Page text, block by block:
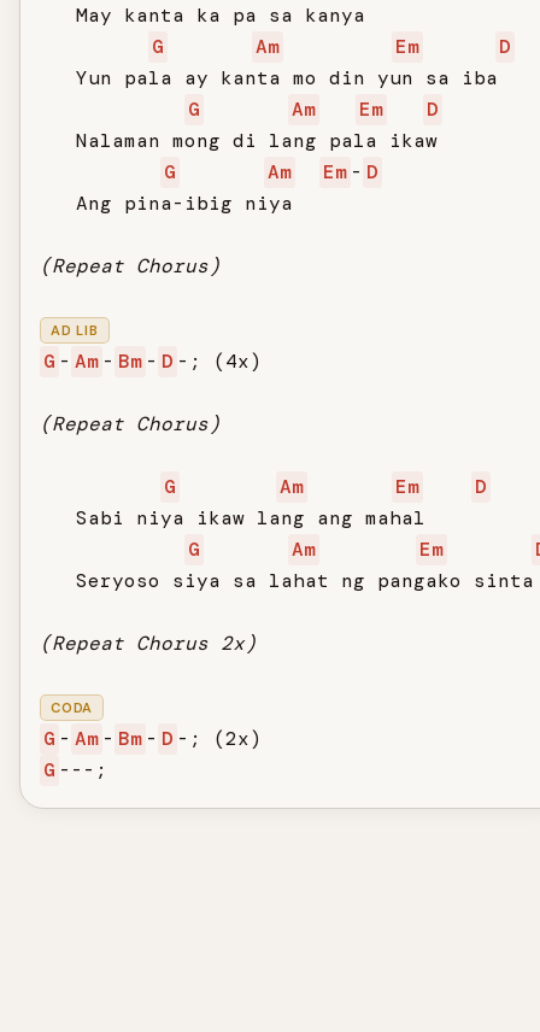
   May kanta ka pa sa kanya
G
Am Em
D
   Yun pala ay kanta mo din yun sa iba
G
Am Em
D
   Nalaman mong di lang pala ikaw
G
Am Em - D
   Ang pina-ibig niya
(Repeat Chorus)
AD LIB
G - Am - Bm - D -; (4x)
(Repeat Chorus)
G Am Em
D
   Sabi niya ikaw lang ang mahal
G
Am Em
   Seryoso siya sa lahat ng pangako sinta
(Repeat Chorus 2x)
CODA
G - Am - Bm - D
G ---;